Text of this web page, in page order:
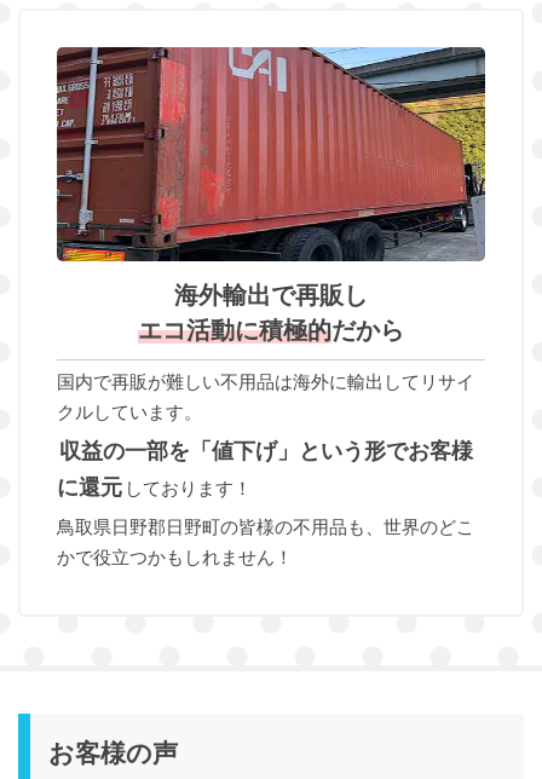
海外輸出で再販し
エコ活動に積極的だから
国内で再販が難しい不用品は海外に輸出してリサイ
クルしています。
収益の一部を「値下げ」という形でお客様
に還元 しております！
鳥取県日野郡日野町の皆様の不用品も、世界のどこ
かで役立つかもしれません！
お客様の声